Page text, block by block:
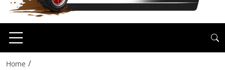
Home /